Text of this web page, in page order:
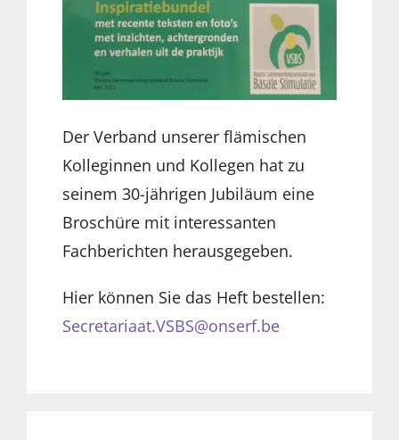
Der Verband unserer flämischen
Kolleginnen und Kollegen hat zu
seinem 30-jährigen Jubiläum eine
Broschüre mit interessanten
Fachberichten herausgegeben.
Hier können Sie das Heft bestellen:
Secretariaat.VSBS@onserf.be